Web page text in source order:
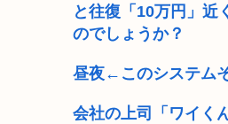
と往復「10万円」近
のでしょうか？
昼夜←このシステム
会社の上司「ワイく